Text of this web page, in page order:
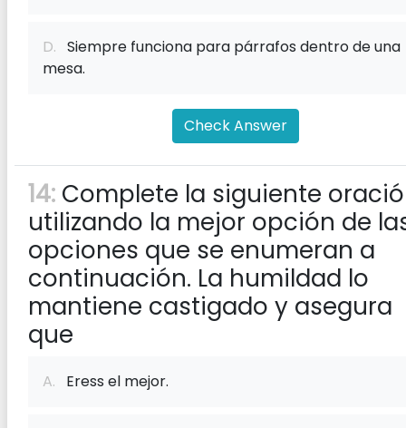
D. Siempre funciona para párrafos dentro de una
mesa.
Check Answer
14: Complete la siguiente
utilizando la mejor opción de
opciones que se enumeran a
continuación. La humildad lo
mantiene castigado y asegura
que
A. Eress el mejor.